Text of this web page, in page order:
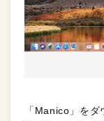
「Manico」を